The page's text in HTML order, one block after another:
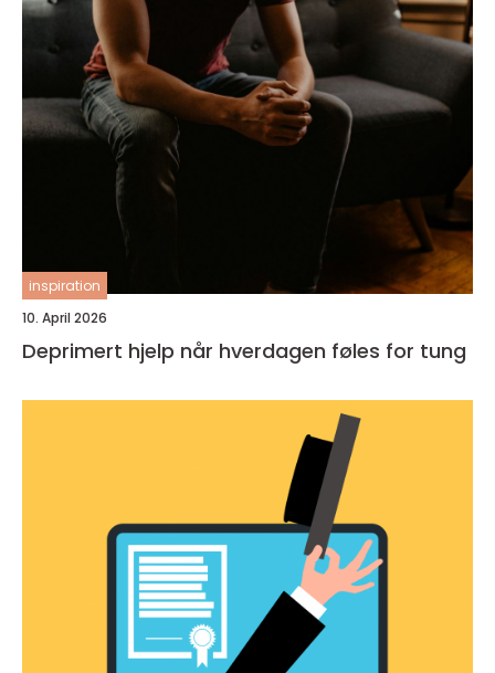
inspiration
10. April 2026
Deprimert hjelp når hverdagen føles for tung